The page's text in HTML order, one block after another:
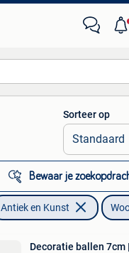
Alle afstanden…
Sorteer op
Bewaar je
Antiek en Kunst
Decoratie ballen 7cm